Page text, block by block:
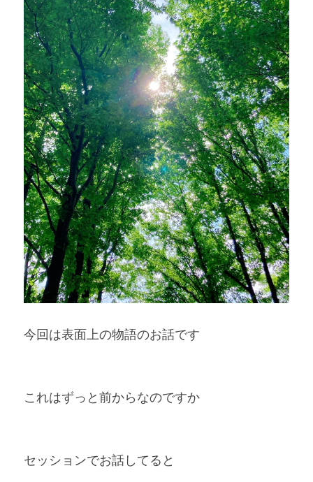
今回は表面上の物語のお話です
これはずっと前からなのですか
セッションでお話してると